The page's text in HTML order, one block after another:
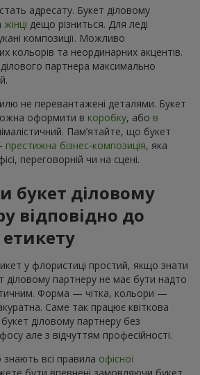
адресату. Букет діловому
жінці дещо різниться. Для леді
композиції. Можливо
кольорів та неординарних акцентів.
партнера максимально
не перевантажені деталями. Букет
оформити в коробку, або в
Пам’ятайте, що букет
престижна бізнес-композиція, яка
переговорній чи на сцені.
букет діловому
відповідно до
етикету
у флористиці простий, якщо знати
діловому партнеру не має бути надто
Форма — чітка, кольори —
Саме так працює квіткова
букет діловому партнеру без
але з відчуттям професійності.
всі правила офісної
бути впевнені замовляючи букет